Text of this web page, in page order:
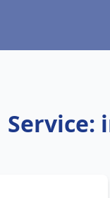
Service: